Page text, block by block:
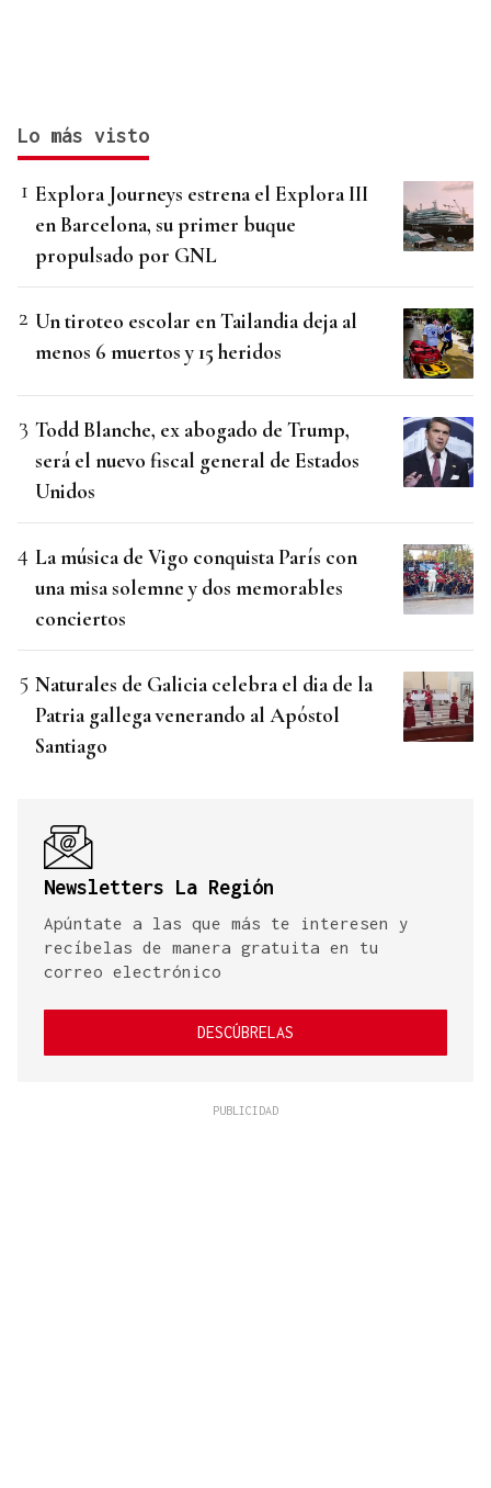
Lo más visto
Explora Journeys estrena el Explora III
en Barcelona, su primer buque
propulsado por GNL
Un tiroteo escolar en Tailandia deja al
menos 6 muertos y 15 heridos
Todd Blanche, ex abogado de Trump,
será el nuevo fiscal general de Estados
Unidos
La música de Vigo conquista París con
una misa solemne y dos memorables
conciertos
Naturales de Galicia celebra el dia de la
Patria gallega venerando al Apóstol
Santiago
Newsletters La Región
Apúntate a las que más te interesen y
recíbelas de manera gratuita en tu
correo electrónico
DESCÚBRELAS